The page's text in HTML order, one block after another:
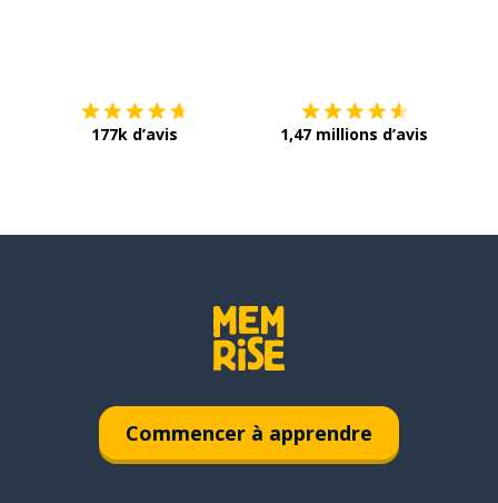
177k d’avis 1,47 millions d’avis
Commencer à apprendre